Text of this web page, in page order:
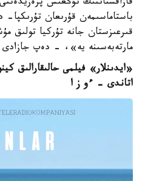
باستاماسىمەن قۇرىعان تۇرىكپا-
قىرعىزستان جانە تۇركيا تولىق
مارتەبەسىنە يە»، - دەپ جازادى TRT.
«ايدىنلار» فيلمى حالىقارالىق
اتاندى – ءو ز ا